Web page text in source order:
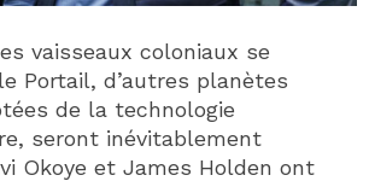
vaisseaux coloniaux se
Portail, d’autres planètes
de la technologie
seront inévitablement
Okoye et James Holden ont